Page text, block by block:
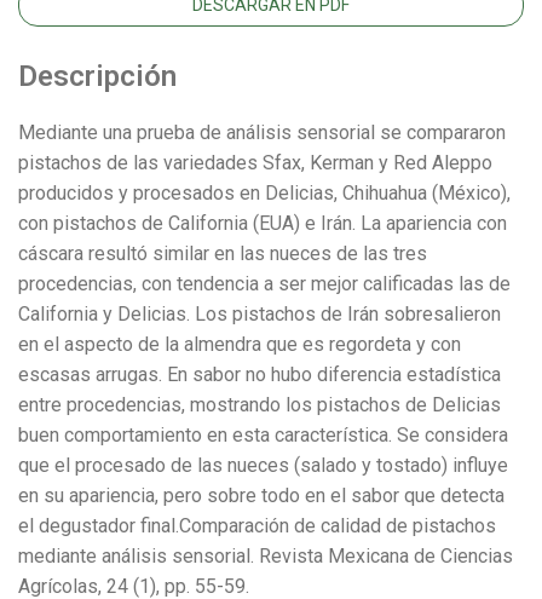
DESCARGAR EN PDF
Descripción
Mediante una prueba de análisis sensorial se compararon
pistachos de las variedades Sfax, Kerman y Red Aleppo
producidos y procesados en Delicias, Chihuahua (México),
con pistachos de California (EUA) e Irán. La apariencia con
cáscara resultó similar en las nueces de las tres
procedencias, con tendencia a ser mejor calificadas las de
California y Delicias. Los pistachos de Irán sobresalieron
en el aspecto de la almendra que es regordeta y con
escasas arrugas. En sabor no hubo diferencia estadística
entre procedencias, mostrando los pistachos de Delicias
buen comportamiento en esta característica. Se considera
que el procesado de las nueces (salado y tostado) influye
en su apariencia, pero sobre todo en el sabor que detecta
el degustador final.Comparación de calidad de pistachos
mediante análisis sensorial. Revista Mexicana de Ciencias
Agrícolas, 24 (1), pp. 55-59.